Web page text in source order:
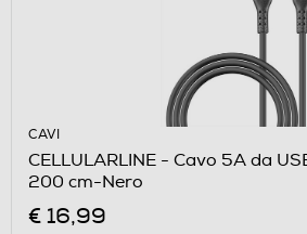
CAVI
CELLULARLINE - Cavo 5A da
200 cm-Nero
€ 16,99